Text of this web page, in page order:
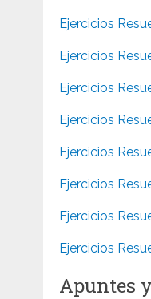
Ejercicios
Ejercicios
Ejercicios
Ejercicios
Ejercicios
Ejercicios
Ejercicios
Ejercicios
Apuntes